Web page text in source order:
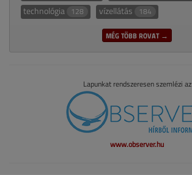
technológia 128 vízellátás 184
MÉG TÖBB ROVAT →
Lapunkat rendszeresen szemlézi az
www.observer.hu